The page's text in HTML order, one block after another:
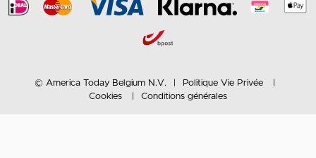
© America Today Belgium N.V.
Politique Vie Privée
Cookies
Conditions générales